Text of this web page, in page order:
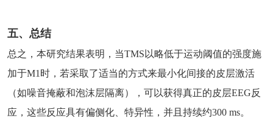
五、总结
总之，本研究结果表明，当TMS以略低于运动阈值的强度施
加于M1时，若采取了适当的方式来最小化间接的皮层激活
（如噪音掩蔽和泡沫层隔离），可以获得真正的皮层EEG反
应，这些反应具有偏侧化、特异性，并且持续约300 ms。